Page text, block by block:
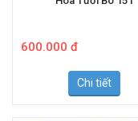
Chi tiết